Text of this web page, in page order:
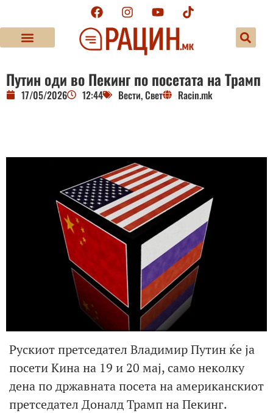
Путин оди во Пекинг по посетата на Трамп
17/05/2026 12:44 Вести,Свет Racin.mk
Рускиот претседател Владимир Путин ќе ја
посети Кина на 19 и 20 мај, само неколку
дена по државната посета на американскиот
претседател Доналд Трамп на Пекинг.